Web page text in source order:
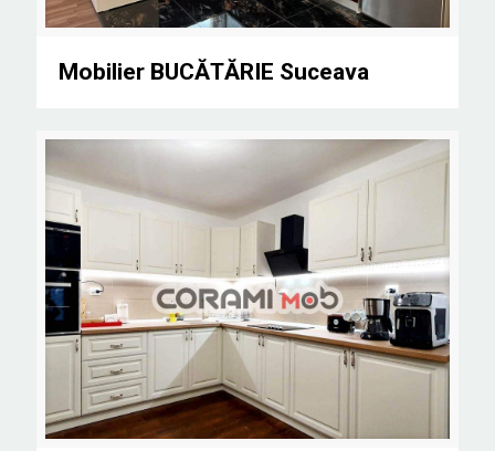
Mobilier BUCĂTĂRIE Suceava
Mobilier BUCĂTĂRIE Suceava